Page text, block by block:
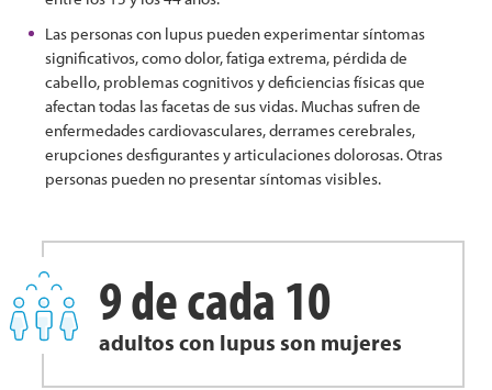
Las personas con lupus pueden experimentar síntomas
significativos, como dolor, fatiga extrema, pérdida de
cabello, problemas cognitivos y deficiencias físicas que
afectan todas las facetas de sus vidas. Muchas sufren de
enfermedades cardiovasculares, derrames cerebrales,
erupciones desfigurantes y articulaciones dolorosas. Otras
personas pueden no presentar síntomas visibles.
9 de cada 10
adultos con lupus son mujeres